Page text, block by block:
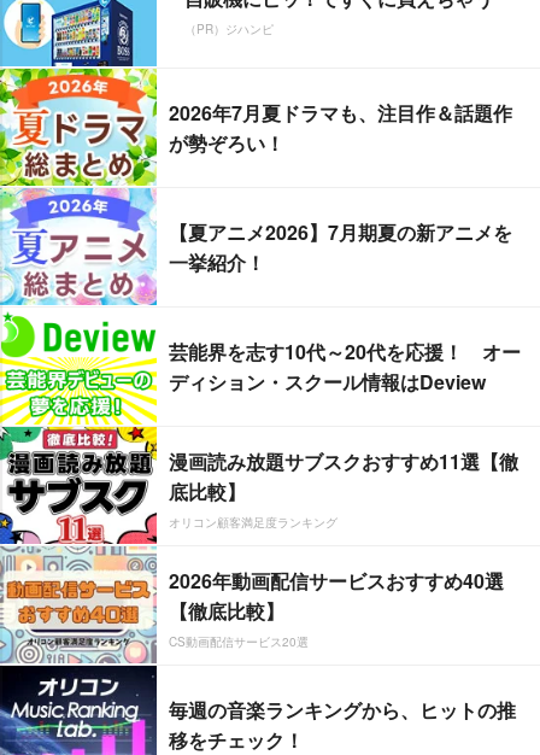
（PR）ジハンピ
2026年7月夏ドラマも、注目作＆話題作
が勢ぞろい！
【夏アニメ2026】7月期夏の新アニメを
一挙紹介！
芸能界を志す10代～20代を応援！ オー
ディション・スクール情報はDeview
漫画読み放題サブスクおすすめ11選【徹
底比較】
オリコン顧客満足度ランキング
2026年動画配信サービスおすすめ40選
【徹底比較】
CS動画配信サービス20選
毎週の音楽ランキングから、ヒットの推
移をチェック！